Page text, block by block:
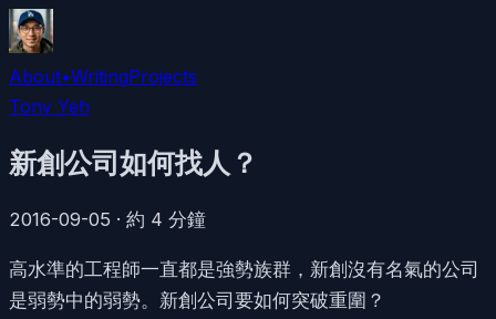
About•WritingProjects
Tony Yeh
新創公司如何找人？
2016-09-05 · 約 4 分鐘
高水準的工程師一直都是強勢族群，新創沒有名氣的公司
是弱勢中的弱勢。新創公司要如何突破重圍？